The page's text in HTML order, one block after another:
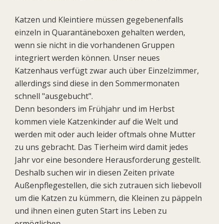
Katzen und Kleintiere müssen gegebenenfalls
einzeln in Quarantäneboxen gehalten werden,
wenn sie nicht in die vorhandenen Gruppen
integriert werden können. Unser neues
Katzenhaus verfügt zwar auch über Einzelzimmer,
allerdings sind diese in den Sommermonaten
schnell "ausgebucht".
Denn besonders im Frühjahr und im Herbst
kommen viele Katzenkinder auf die Welt und
werden mit oder auch leider oftmals ohne Mutter
zu uns gebracht. Das Tierheim wird damit jedes
Jahr vor eine besondere Herausforderung gestellt.
Deshalb suchen wir in diesen Zeiten private
Außenpflegestellen, die sich zutrauen sich liebevoll
um die Katzen zu kümmern, die Kleinen zu päppeln
und ihnen einen guten Start ins Leben zu